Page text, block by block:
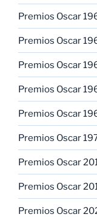
Premios Oscar
Premios Oscar
Premios Oscar
Premios Oscar
Premios Oscar
Premios Oscar
Premios Oscar
Premios Oscar
Premios Oscar